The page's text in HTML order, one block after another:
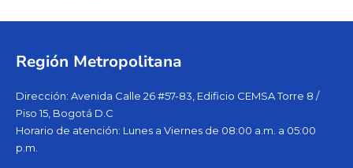
Región Metropolitana
Dirección: Avenida Calle 26 #57-83, Edificio CEMSA Torre 8 /
Piso 15, Bogotá D.C
Horario de atención: Lunes a Viernes de 08:00 a.m. a 05:00
p.m.